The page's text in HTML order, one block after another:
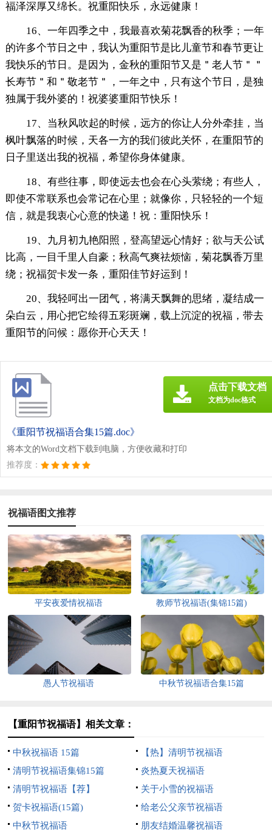
福泽深厚又绵长。祝重阳快乐，永远健康！
16、一年四季之中，我最喜欢菊花飘香的秋季；一年
的许多个节日之中，我认为重阳节是比儿童节和春节更让
我快乐的节日。是因为，金秋的重阳节又是＂老人节＂＂
长寿节＂和＂敬老节＂，一年之中，只有这个节日，是独
独属于我外婆的！祝婆婆重阳节快乐！
17、当秋风吹起的时候，远方的你让人分外牵挂，当
枫叶飘落的时候，天各一方的我们彼此关怀，在重阳节的
日子里送出我的祝福，希望你身体健康。
18、有些往事，即使远去也会在心头萦绕；有些人，
即使不常联系也会常记在心里；就像你，只轻轻的一个短
信，就是我衷心心意的快递！祝：重阳快乐！
19、九月初九艳阳照，登高望远心情好；欲与天公试
比高，一目千里人自豪；秋高气爽祛烦恼，菊花飘香万里
绕；祝福贺卡发一条，重阳佳节好运到！
20、我轻呵出一团气，将满天飘舞的思绪，凝结成一
朵白云，用心把它绘得五彩斑斓，载上沉淀的祝福，带去
重阳节的问候：愿你开心天天！
《重阳节祝福语合集15篇.doc》
将本文的Word文档下载到电脑，方便收藏和打印
推荐度：
点击下载文档
文档为doc格式
祝福语图文推荐
平安夜爱情祝福语 教师节祝福语(集锦15篇)
愚人节祝福语 中秋节祝福语合集15篇
【重阳节祝福语】相关文章：
中秋祝福语 15篇
【热】清明节祝福语
清明节祝福语集锦15篇
炎热夏天祝福语
清明节祝福语【荐】
关于小雪的祝福语
贺卡祝福语(15篇)
给老公父亲节祝福语
中秋节祝福语
朋友结婚温馨祝福语